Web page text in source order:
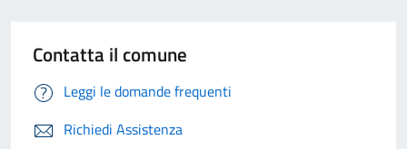
Contatta il comune
Leggi le domande frequenti
Richiedi Assistenza